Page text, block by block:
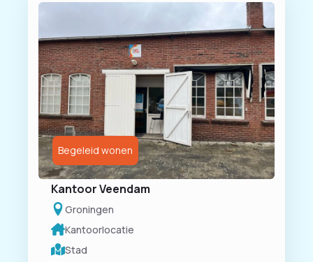
Begeleid wonen
Kantoor Veendam
Groningen
Kantoorlocatie
Stad